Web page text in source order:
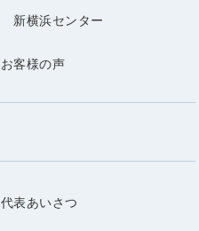
新横浜センター
お客様の声
代表あいさつ